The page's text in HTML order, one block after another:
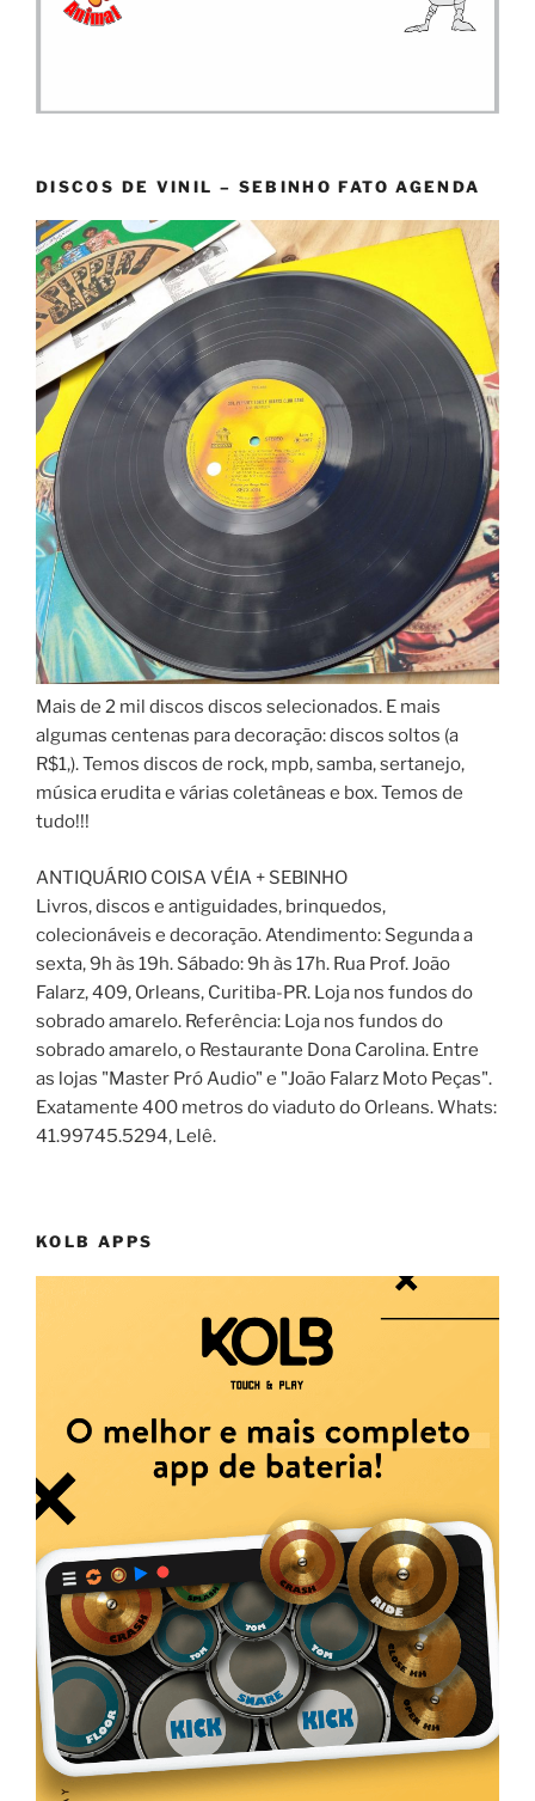
DISCOS DE VINIL – SEBINHO FATO AGENDA
Mais de 2 mil discos discos selecionados. E mais
algumas centenas para decoração: discos soltos (a
R$1,). Temos discos de rock, mpb, samba, sertanejo,
música erudita e várias coletâneas e box. Temos de
tudo!!!
ANTIQUÁRIO COISA VÉIA + SEBINHO
Livros, discos e antiguidades, brinquedos,
colecionáveis e decoração. Atendimento: Segunda a
sexta, 9h às 19h. Sábado: 9h às 17h. Rua Prof. João
Falarz, 409, Orleans, Curitiba-PR. Loja nos fundos do
sobrado amarelo. Referência: Loja nos fundos do
sobrado amarelo, o Restaurante Dona Carolina. Entre
as lojas "Master Pró Audio" e "João Falarz Moto Peças".
Exatamente 400 metros do viaduto do Orleans. Whats:
41.99745.5294, Lelê.
KOLB APPS